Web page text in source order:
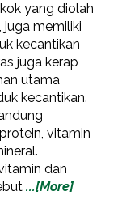
yang diolah
juga memiliki
kecantikan
juga kerap
utama
kecantikan.
vitamin
dan
...[More]